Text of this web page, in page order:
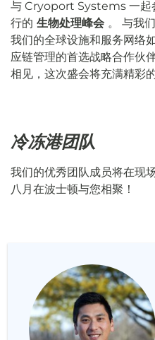
与 Cryoport Systems 一起
行的 生物处理峰会 。 与我
我们的全球设施和服务网络
应链管理的首选战略合作伙
相见，这次盛会将充满精彩
冷冻港团队
我们的优秀团队成员将在现
八月在波士顿与您相聚！